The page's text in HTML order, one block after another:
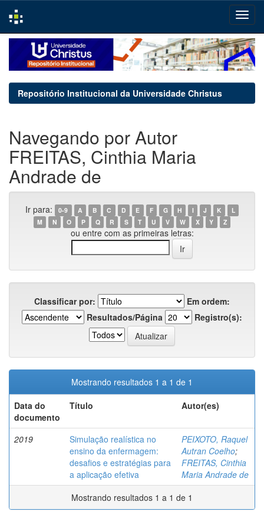
navigation
Repositório Institucional da Universidade Christus
Navegando por Autor
FREITAS, Cinthia Maria
Andrade de
Ir para: 0-9 A B C D E F G H I J K
L
M
N O P Q R S T U V W X Y Z
ou entre com as primeiras letras:
Classificar por:
Em ordem:
Resultados/Página
Registro(s):
Mostrando resultados 1 a 1 de 1
Data do
documento
Título Autor(es)
2019
Simulação realística no
ensino da enfermagem:
desafios e estratégias para
a aplicação efetiva
PEIXOTO, Raquel
Autran Coelho;
FREITAS, Cinthia
Maria Andrade de
Mostrando resultados 1 a 1 de 1